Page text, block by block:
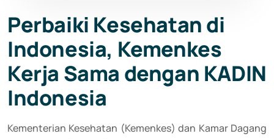
Perbaiki Kesehatan di
Indonesia, Kemenkes
Kerja Sama dengan KADIN
Indonesia
Kementerian Kesehatan (Kemenkes) dan Kamar Dagang